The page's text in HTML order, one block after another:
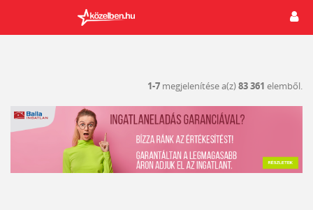
1-7 megjelenítése a(z)83 361 elemből.